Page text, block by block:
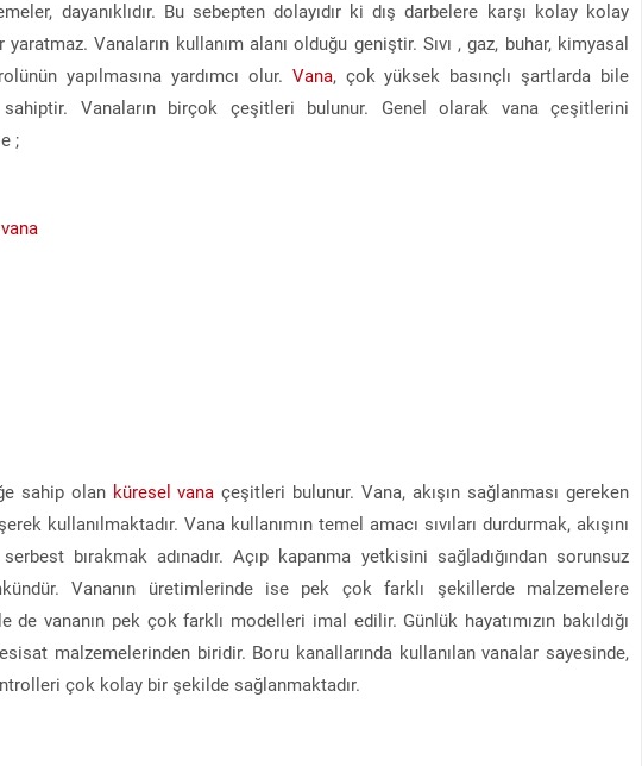
dayanıklıdır. Bu sebepten dolayıdır ki dış darbelere karşı kolay kolay
Vanaların kullanım alanı olduğu geniştir. Sıvı , gaz, buhar, kimyasal
yapılmasına yardımcı olur. Vana, çok yüksek basınçlı şartlarda bile
Vanaların birçok çeşitleri bulunur. Genel olarak vana çeşitlerini
;
sahip olan küresel vana çeşitleri bulunur. Vana, akışın sağlanması gereken
kullanılmaktadır. Vana kullanımın temel amacı sıvıları durdurmak, akışını
bırakmak adınadır. Açıp kapanma yetkisini sağladığından sorunsuz
Vananın üretimlerinde ise pek çok farklı şekillerde malzemelere
de vananın pek çok farklı modelleri imal edilir. Günlük hayatımızın bakıldığı
malzemelerinden biridir. Boru kanallarında kullanılan vanalar sayesinde,
çok kolay bir şekilde sağlanmaktadır.